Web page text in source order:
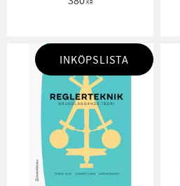
KR
INKÖPSLISTA